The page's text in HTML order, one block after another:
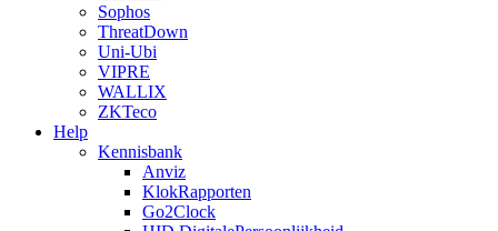
Sophos
ThreatDown
Uni-Ubi
VIPRE
WALLIX
ZKTeco
Help
Kennisbank
Anviz
KlokRapporten
Go2Clock